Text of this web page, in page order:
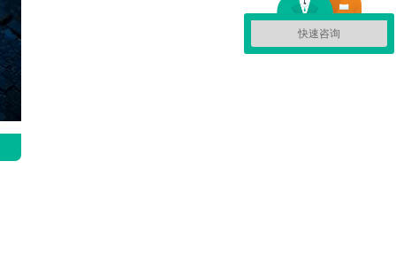
快速咨询